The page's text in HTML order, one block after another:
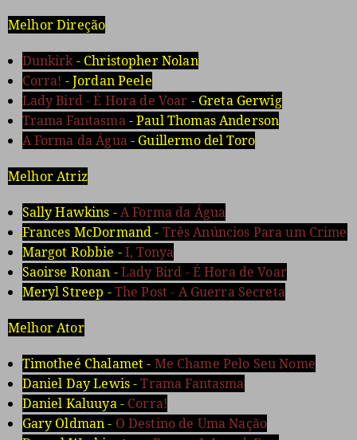
Melhor Direção
Dunkirk- Christopher Nolan
Corra! - Jordan Peele
Lady Bird - É Hora de Voar - Greta Gerwig
Trama Fantasma- Paul Thomas Anderson
A Forma da Água- Guillermo del Toro
Melhor Atriz
Sally Hawkins -A Forma da Água
Frances McDormand - Três Anúncios Para um Crime
Margot Robbie -I, Tonya
Saoirse Ronan -Lady Bird - É Hora de Voar
Meryl Streep -The Post - A Guerra Secreta
Melhor Ator
Timotheé Chalamet - Me Chame Pelo Seu Nome
Daniel Day Lewis -Trama Fantasma
Daniel Kaluuya - Corra!
Gary Oldman - O Destino de Uma Nação